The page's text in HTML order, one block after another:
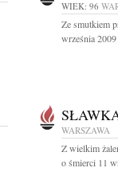
WIEK: 96
Ze smutkiem
września
WARSZAWA
Z wielkim
o śmierci 11